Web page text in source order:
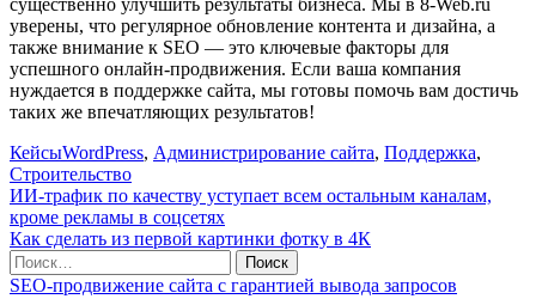
уверены, что регулярное обновление контента и дизайна, а
также внимание к SEO — это ключевые факторы для
успешного онлайн-продвижения. Если ваша компания
нуждается в поддержке сайта, мы готовы помочь вам достичь
таких же впечатляющих результатов!
КейсыWordPress, Администрирование сайта, Поддержка,
Строительство
Навигация
по
записям
ИИ-трафик по качеству уступает всем остальным каналам,
кроме рекламы в соцсетях
Как сделать из первой картинки фотку в 4К
Поиск
по:
SEO-продвижение сайта с гарантией вывода запросов